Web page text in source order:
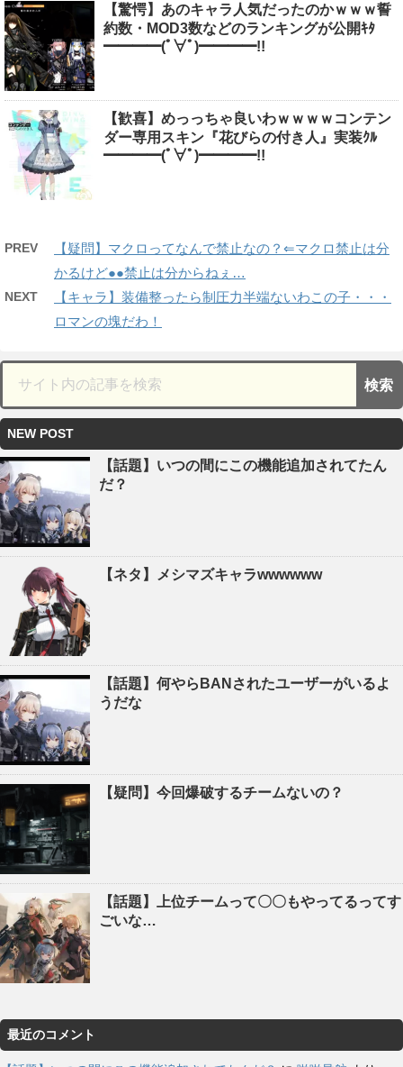
【驚愕】あのキャラ人気だったのかｗｗｗ誓
約数・MOD3数などのランキングが公開ｷﾀ
━━━━(ﾟ∀ﾟ)━━━━!!
【歓喜】めっっちゃ良いわｗｗｗｗコンテン
ダー専用スキン『花びらの付き人』実装ｸﾙ
━━━━(ﾟ∀ﾟ)━━━━!!
PREV
【疑問】マクロってなんで禁止なの？⇐マクロ禁止は分
かるけど●●禁止は分からねぇ…
NEXT
【キャラ】装備整ったら制圧力半端ないわこの子・・・
ロマンの塊だわ！
NEW POST
【話題】いつの間にこの機能追加されてたん
だ？
【ネタ】メシマズキャラwwwwww
【話題】何やらBANされたユーザーがいるよ
うだな
【疑問】今回爆破するチームないの？
【話題】上位チームって〇〇もやってるってす
ごいな…
最近のコメント